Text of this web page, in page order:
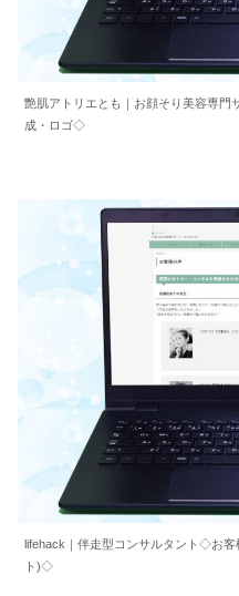
艶肌アトリエとも｜お顔そり美容専
成・ロゴ◇
lifehack｜伴走型コンサルタント◇お
ト)◇